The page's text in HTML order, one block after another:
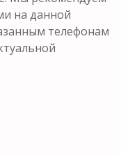
на данной
телефонам